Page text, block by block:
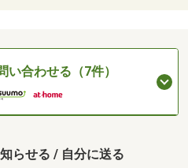
い合わせる（7件）
らせる / 自分に送る